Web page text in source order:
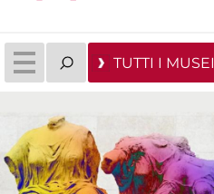
TUTTI I MUSEI